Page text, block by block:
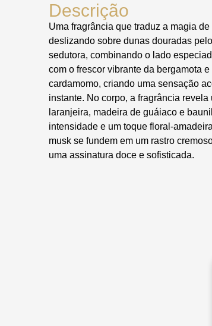
Descrição
Uma fragrância que traduz a magia
deslizando sobre dunas douradas
sedutora, combinando o lado
com o frescor vibrante da bergamota
cardamomo, criando uma sensação
instante. No corpo, a fragrância
laranjeira, madeira de guáiaco e
intensidade e um toque floral-
musk se fundem em um rastro
uma assinatura doce e sofisticada.